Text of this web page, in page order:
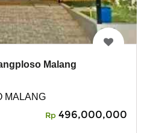
Malang
MALANG
Rp 496,000,000